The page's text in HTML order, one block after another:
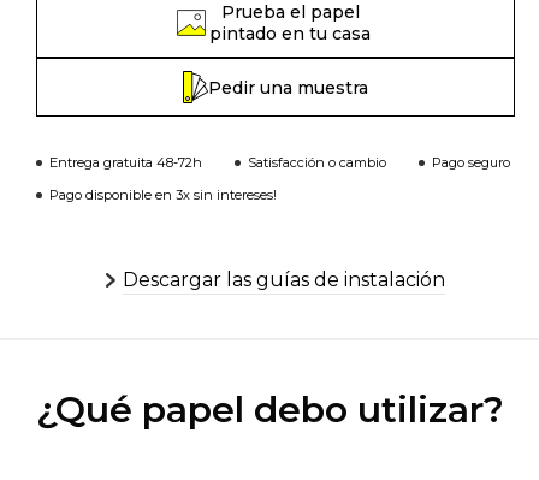
Prueba el papel
pintado en tu casa
Pedir una muestra
Entrega gratuita 48-72h Satisfacción o cambio
Pago seguro
Pago disponible en 3x sin intereses!
Descargar las guías de instalación
¿Qué papel debo utilizar?